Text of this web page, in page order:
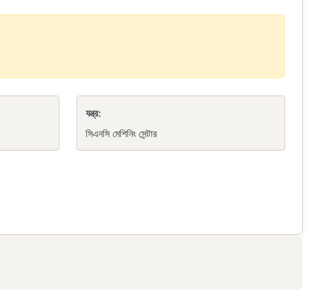
যন্ত্র:
সিএনসি মেশিনিং সেন্টার